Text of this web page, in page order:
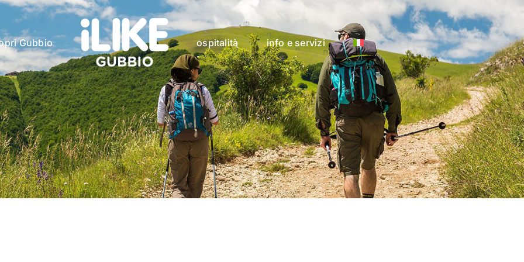
Gubbio ospitalità info e servizi